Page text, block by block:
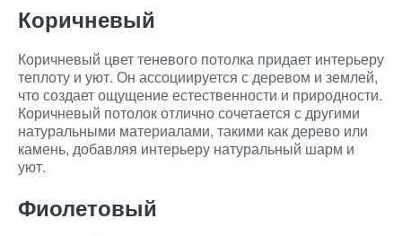
Коричневый
Коричневый цвет теневого потолка придает интерьеру
теплоту и уют. Он ассоциируется с деревом и землей,
что создает ощущение естественности и природности.
Коричневый потолок отлично сочетается с другими
натуральными материалами, такими как дерево или
камень, добавляя интерьеру натуральный шарм и
уют.
Фиолетовый